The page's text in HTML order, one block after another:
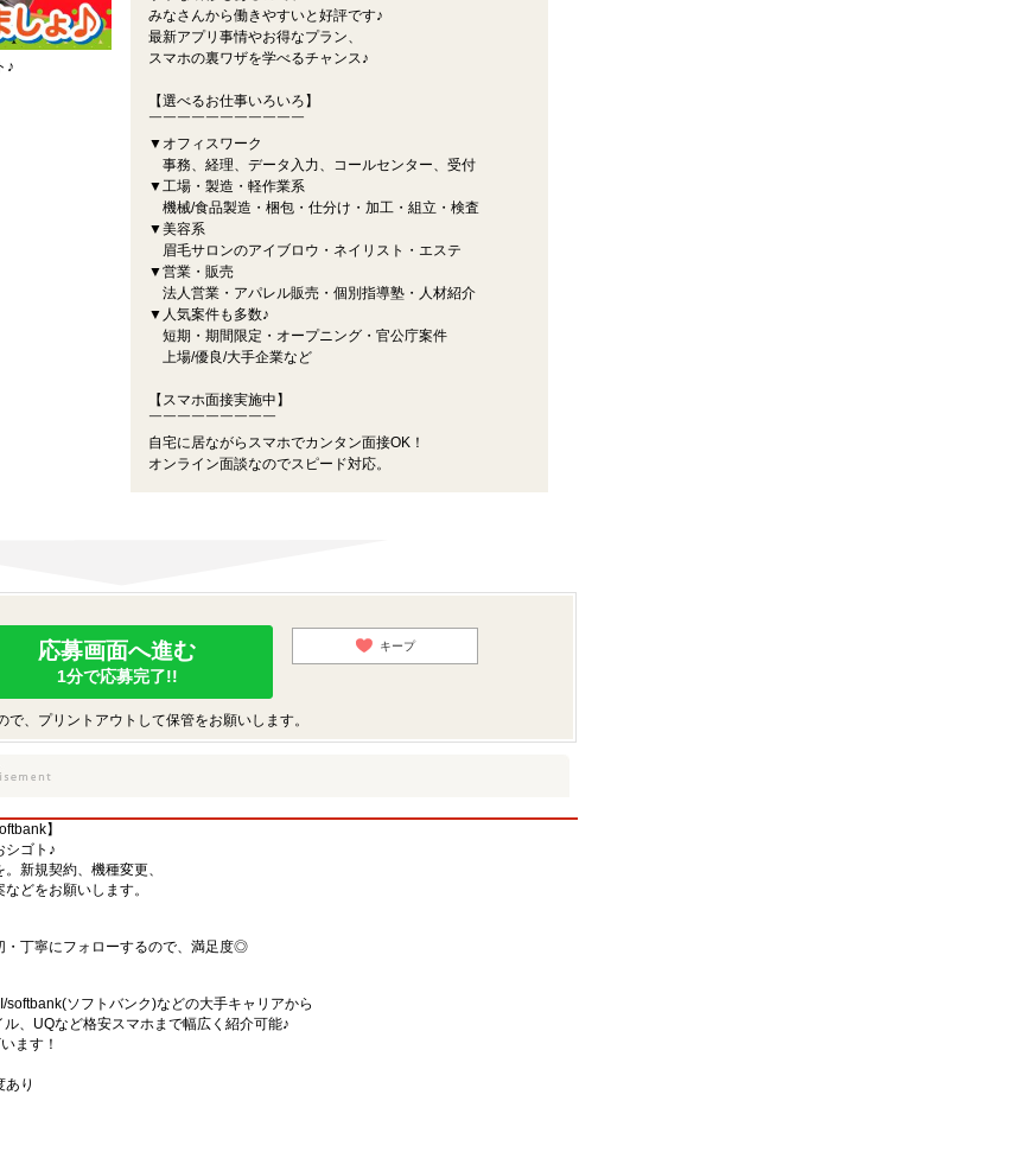
♪
みなさんから働きやすいと好評です♪
最新アプリ事情やお得なプラン、
スマホの裏ワザを学べるチャンス♪
【選べるお仕事いろいろ】
￣￣￣￣￣￣￣￣￣￣￣
▼オフィスワーク
事務、経理、データ入力、コールセンター、受付
▼工場・製造・軽作業系
機械/食品製造・梱包・仕分け・加工・組立・検査
▼美容系
眉毛サロンのアイブロウ・ネイリスト・エステ
▼営業・販売
法人営業・アパレル販売・個別指導塾・人材紹介
▼人気案件も多数♪
短期・期間限定・オープニング・官公庁案件
上場/優良/大手企業など
【スマホ面接実施中】
￣￣￣￣￣￣￣￣￣
自宅に居ながらスマホでカンタン面接OK！
オンライン面談なのでスピード対応。
応募画面へ進む
1分で応募完了!!
キープ
、プリントアウトして保管をお願いします。
】
シゴト♪
新規契約、機種変更、
どをお願いします。
・丁寧にフォローするので、満足度◎
ソフトバンク)などの大手キャリアから
、UQなど格安スマホまで幅広く紹介可能♪
ます！
り